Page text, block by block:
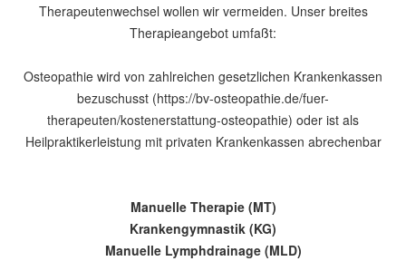
Therapeutenwechsel wollen wir vermeiden. Unser breites
Therapieangebot umfaßt:
Osteopathie wird von zahlreichen gesetzlichen Krankenkassen
bezuschusst (https://bv-osteopathie.de/fuer-
therapeuten/kostenerstattung-osteopathie) oder ist als
Heilpraktikerleistung mit privaten Krankenkassen abrechenbar
Manuelle Therapie (MT)
Krankengymnastik (KG)
Manuelle Lymphdrainage (MLD)